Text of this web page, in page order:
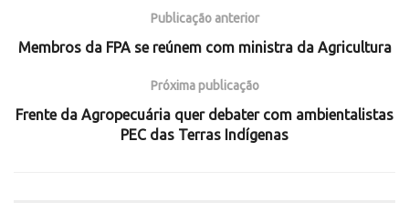
Publicação anterior
Membros da FPA se reúnem com ministra da Agricultura
Próxima publicação
Frente da Agropecuária quer debater com ambientalistas
PEC das Terras Indígenas